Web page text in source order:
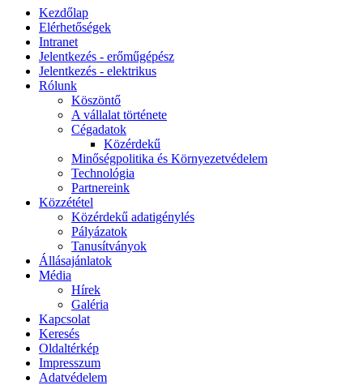
Kezdőlap
Elérhetőségek
Intranet
Jelentkezés - erőműgépész
Jelentkezés - elektrikus
Rólunk
Köszöntő
A vállalat története
Cégadatok
Közérdekű
Minőségpolitika és Környezetvédelem
Technológia
Partnereink
Közzététel
Közérdekű adatigénylés
Pályázatok
Tanusítványok
Állásajánlatok
Média
Hírek
Galéria
Kapcsolat
Keresés
Oldaltérkép
Impresszum
Adatvédelem